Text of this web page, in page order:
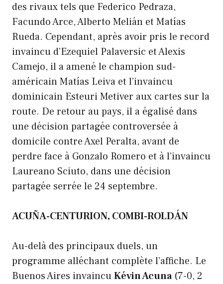
des rivaux tels que Federico Pedraza,
Facundo Arce, Alberto Melián et Matías
Rueda. Cependant, après avoir pris le record
invaincu d’Ezequiel Palaversic et Alexis
Camejo, il a amené le champion sud-
américain Matías Leiva et l’invaincu
dominicain Esteuri Metiver aux cartes sur la
route. De retour au pays, il a égalisé dans
une décision partagée controversée à
domicile contre Axel Peralta, avant de
perdre face à Gonzalo Romero et à l’invaincu
Laureano Sciuto, dans une décision
partagée serrée le 24 septembre.
ACUÑA-CENTURION, COMBI-ROLDÁN
Au-delà des principaux duels, un
programme alléchant complète l’affiche. Le
Buenos Aires invaincuKévin Acuna(7-0, 2